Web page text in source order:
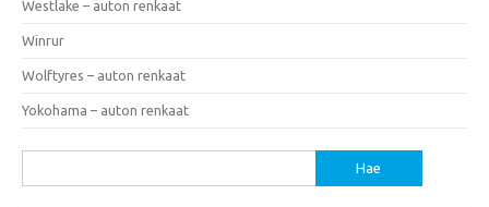
Westlake – auton renkaat
Winrur
Wolftyres – auton renkaat
Yokohama – auton renkaat